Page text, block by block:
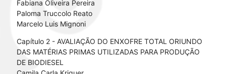
Fabiana Oliveira Pereira
Paloma Truccolo Reato
Marcelo Luis Mignoni
Capítulo 2 - AVALIAÇÃO DO ENXOFRE TOTAL ORIUNDO
DAS MATÉRIAS PRIMAS UTILIZADAS PARA PRODUÇÃO
DE BIODIESEL